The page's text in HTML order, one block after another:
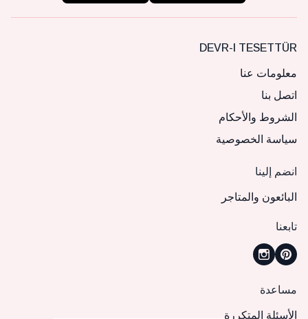
DEVR-I TESETTÜR
معلومات عنا
اتصل بنا
الشروط والأحكام
سياسة الخصوصية
انضم إلينا
البائعون والمتاجر
تابعنا
مساعدة
الأسئلة المتكررة